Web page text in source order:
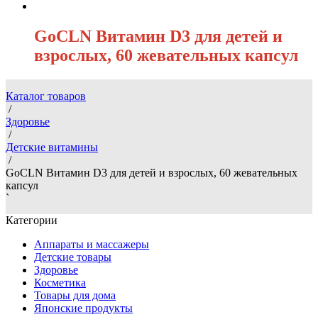
GoCLN Витамин D3 для детей и
взрослых, 60 жевательных капсул
Каталог товаров
/
Здоровье
/
Детские витамины
/
GoCLN Витамин D3 для детей и взрослых, 60 жевательных
капсул
`
Категории
Аппараты и массажеры
Детские товары
Здоровье
Косметика
Товары для дома
Японские продукты